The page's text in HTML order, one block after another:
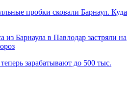
пробки сковали Барнаул. Куда
из Барнаула в Павлодар застряли на
зарабатывают до 500 тыс.